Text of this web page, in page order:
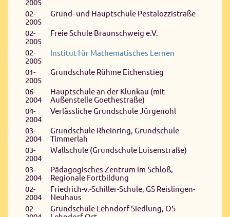
2005
02-
2005
Grund- und Hauptschule Pestalozzistraße
02-
2005
Freie Schule Braunschweig e.V.
02-
2005
Institut für Mathematisches Lernen
01-
2005
Grundschule Rühme Eichenstieg
06-
2004
Hauptschule an der Klunkau (mit
Außenstelle Goethestraße)
04-
2004
Verlässliche Grundschule Jürgenohl
03-
2004
Grundschule Rheinring, Grundschule
Timmerlah
03-
2004
Wallschule (Grundschule Luisenstraße)
03-
2004
Pädagogisches Zentrum im Schloß,
Regionale Fortbildung
02-
2004
Friedrich-v.-Schiller-Schule, GS Reislingen-
Neuhaus
02-
Grundschule Lehndorf-Siedlung, OS